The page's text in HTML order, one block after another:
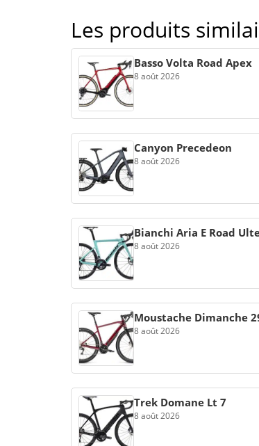
Les produits
Basso Volta Road Apex
8 août 2026
Canyon Precedeon
8 août 2026
Bianchi Aria E Road
8 août 2026
Moustache Dimanche
8 août 2026
Trek Domane Lt 7
8 août 2026